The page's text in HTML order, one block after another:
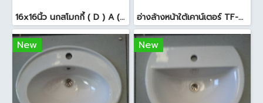
16x16นิ้ว นกสโมกกี้ ( D ) A (Pack6) อ่างล้างหน้าใต้เคาน์เตอร์ TF-0458 สีขาว
New New